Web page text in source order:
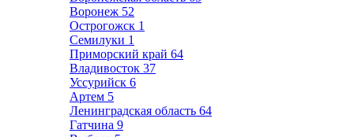
Воронеж 52
Острогожск 1
Семилуки 1
Приморский край 64
Владивосток 37
Уссурийск 6
Артем 5
Ленинградская область 64
Гатчина 9